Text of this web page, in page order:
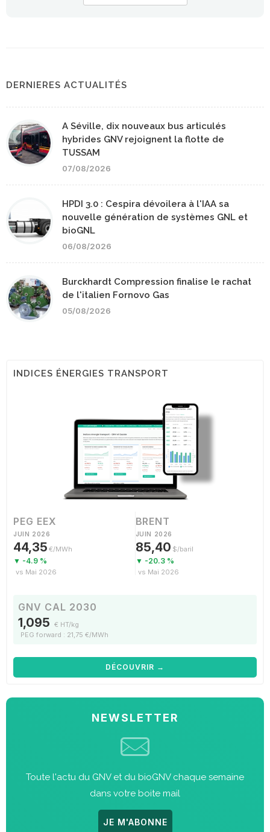
DERNIERES ACTUALITÉS
A Séville, dix nouveaux bus articulés
hybrides GNV rejoignent la flotte de
TUSSAM
07/08/2026
HPDI 3.0 : Cespira dévoilera à l'IAA sa
nouvelle génération de systèmes GNL et
bioGNL
06/08/2026
Burckhardt Compression finalise le rachat
de l'italien Fornovo Gas
05/08/2026
INDICES ÉNERGIES TRANSPORT
PEG EEX
JUIN 2026
44,35 €/MWh
▼ -4.9 %
vs Mai 2026
BRENT
JUIN 2026
85,40 $/baril
▼ -20.3 %
vs Mai 2026
GNV CAL 2030
1,095 € HT/kg
PEG forward : 21,75 €/MWh
DÉCOUVRIR →
NEWSLETTER
Toute l'actu du GNV et du bioGNV chaque semaine
dans votre boite mail
JE M'ABONNE